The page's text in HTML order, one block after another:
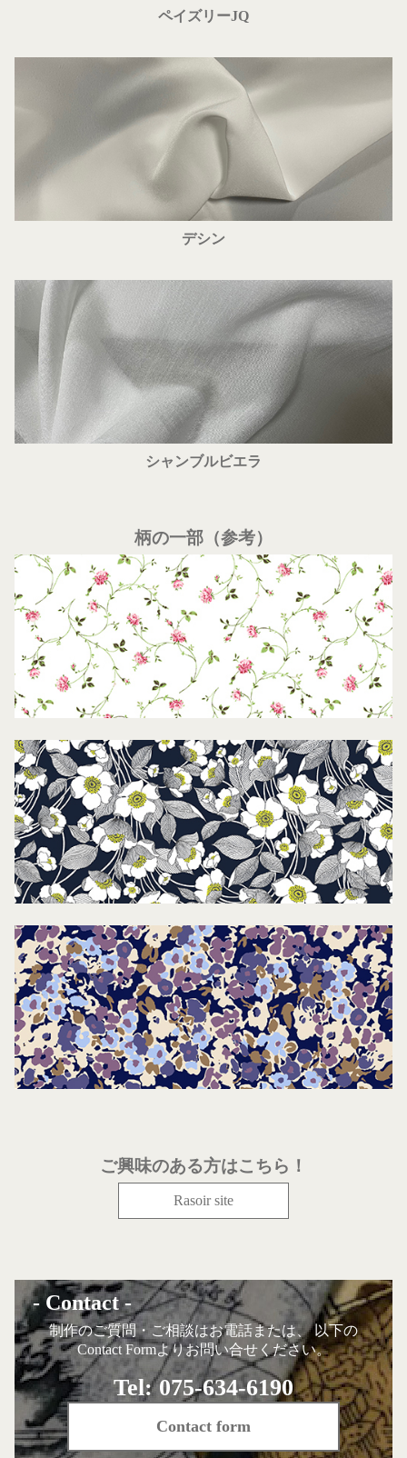
ペイズリーJQ
デシン
シャンブルビエラ
柄の一部（参考）
ご興味のある方はこちら！
Rasoir site
- Contact -
制作のご質問・ご相談はお電話または、 以下の
Contact Formよりお問い合せください。
Tel: 075-634-6190
Contact form